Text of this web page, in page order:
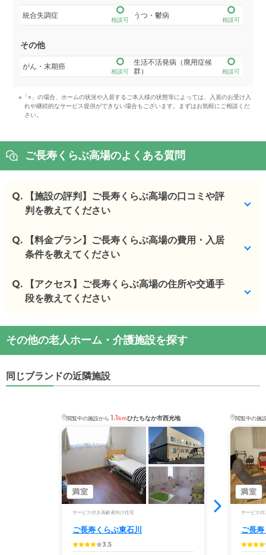
統合失調症
相談可
うつ・鬱病
相談可
その他
がん・末期癌
相談可
生活不活発病（廃用症候
群）
相談可
※「○」の場合、ホームの状況や入居するご本人様の状態等によっては、入居のお受け入
れや継続的なサービス提供ができない場合もございます。まずはお気軽にご相談くだ
さい。
ご長寿くらぶ高場のよくある質問
Q.
【施設の評判】ご長寿くらぶ高場の口コミや評
判を教えてください
ご長寿くらぶ高場を見学した方の口コミを確認でき
ます。
ご長寿くらぶ高場の口コミ
・1日を通して衣食住の世話をしてもらえること。レ
クレーションが...
安心して家族をあ...
・ とても良く見てくれて、マッサージや食事の補助
施設の雰囲気
ることができます。
◎ケアスル 介護の3つの特徴
・経験豊富な入居相談員が完全無料で施設探しをサ
入居相談：0120-579-721（無料）
受付時間：10：00～19：00
・全国10000件の介護施設情報を掲載
幅広い選択肢の中から、条件にあった施設を選ぶ
Q.
【料金プラン】ご長寿くらぶ高場の費用・入居
条件を教えてください
ご長寿くらぶ高場の入居金・月額料金は次のとおり
です。
・月額費用が13.9万円
・要介護度：要介護3、要介護4、要介護5
ケアスル 介護では詳細な料金プランをご確認頂けま
す。詳しくは
◎ケアスル 介護の3つの特徴
・経験豊富な入居相談員が完全無料で施設探しをサ
入居相談：0120-579-721（無料）
・全国10000件の介護施設情報を掲載
Q.
【アクセス】ご長寿くらぶ高場の住所や交通手
段を教えてください
ご長寿くらぶ高場の交通アクセス
・住所：茨城県ひたちなか市高場2355-1
・最寄り駅：佐和駅1.1km下菅谷駅3.4km
ご長寿くらぶ高場の交通アクセス
その他の老人ホーム・介護施設を探す
同じブランドの近隣施設
閲覧中の施設から 1.1kmひたちなか市西光地
満室
サービス付き高齢者向け住宅
ご長寿くらぶ東石川
3.5
閲覧中の施
満室
サービス付
ご長